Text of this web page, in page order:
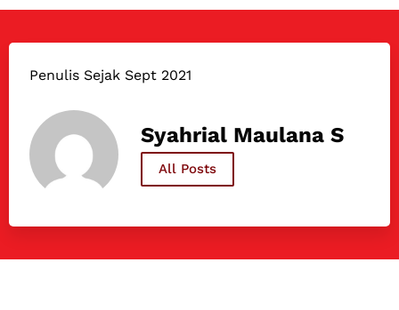
Penulis Sejak Sept 2021
Syahrial Maulana S
All Posts